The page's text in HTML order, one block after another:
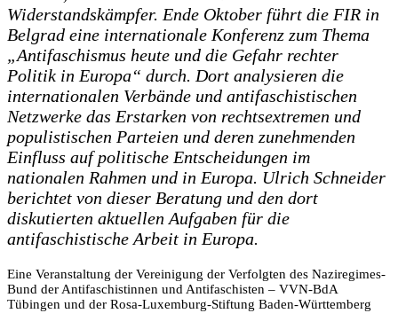
Widerstandskämpfer. Ende Oktober führt die FIR in
Belgrad eine internationale Konferenz zum Thema
„Antifaschismus heute und die Gefahr rechter
Politik in Europa“ durch. Dort analysieren die
internationalen Verbände und antifaschistischen
Netzwerke das Erstarken von rechtsextremen und
populistischen Parteien und deren zunehmenden
Einfluss auf politische Entscheidungen im
nationalen Rahmen und in Europa. Ulrich Schneider
berichtet von dieser Beratung und den dort
diskutierten aktuellen Aufgaben für die
antifaschistische Arbeit in Europa.
Eine Veranstaltung der Vereinigung der Verfolgten des Naziregimes-
Bund der Antifaschistinnen und Antifaschisten – VVN-BdA
Tübingen und der Rosa-Luxemburg-Stiftung Baden-Württemberg